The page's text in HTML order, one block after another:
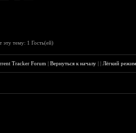
эту тему: 1 Гость(ей)
Tracker Forum |Вернуться к началу ||Лёгкий